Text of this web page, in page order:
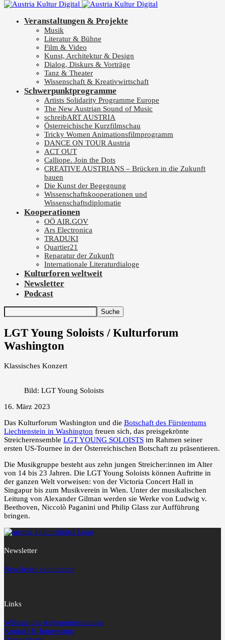
Veranstaltungen & Projekte
Musik
Literatur & Bühne
Film & Video
Kunst, Architektur & Design
Dialog, Diskurs & Vorträge
Tanz & Theater
Wissenschaft & Kreativwirtschaft
Schwerpunktprogramme
Artists Solidarity Programme Europe
The New Austrian Sound of Music
schreibART AUSTRIA
Österreichische Kurzfilmschau
Tricky Women Animationsfilmprogramm
DANCE ON TOUR Austria
ACT OUT
Calliope. Join the Dots
CREATIVE AUSTRIANS – Brücken in die Zukunft
bauen
Die Kunst der Begegnung
Wissenschaftskooperationen und
Wissenschaftsdiplomatie
Kooperationen
OÖ AIR.GOV
Ars Electronica
TRADUKI
Quartier21
Reparatur der Zukunft
Internationale Literaturdialoge
Kulturforen weltweit
Newsletter
Podcast
LGT Young Soloists / Kulturforum
Washington
Klassisches Konzert
Bild: LGT Young Soloists
16. März 2023
Das Kulturforum Washington und die Botschaft des Fürstentums
Liechtenstein in Washington freuen sich, das preisgekrönte
Streicherensemble LGT YOUNG SOLOISTS im Rahmen seiner
ersten US-Tournee in der Österreichischen Botschaft zu präsentieren.
Die Musikgruppe besteht aus zehn jungen Streicher:innen im Alter
von 14 bis 23 Jahren. Die LGT Young Soloists können Auftritte in
der ganzen Welt vorweisen: von der Victoria Concert Hall in
Singapur bis zum Musikverein in Wien. Unter der musikalischen
Leitung von Alexander Gilman werden sie Werke von Ludwig v.
Beethoven, Niccolò Paganini und Philip Glass zur Aufführung
bringen.
Newsletter
Newsletter abonnieren
Links
Website des Außenministeriums
Kontakt & Impressum